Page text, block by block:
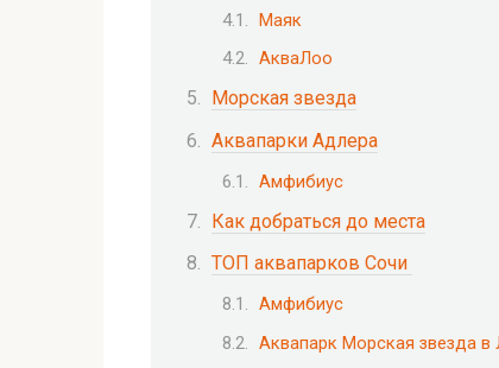
Маяк
АкваЛоо
Морская звезда
Аквапарки Адлера
Амфибиус
Как добраться до места
ТОП аквапарков Сочи
Амфибиус
Аквапарк Морская звезда в